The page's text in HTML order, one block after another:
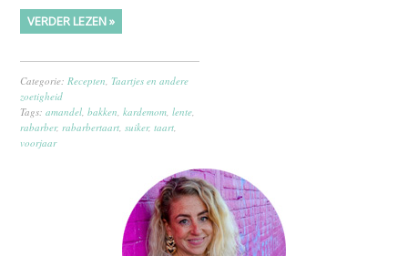
VERDER LEZEN »
Categorie: Recepten ,Taartjes en andere
zoetigheid
Tags:amandel ,bakken ,kardemom ,lente
rabarber, rabarbertaart ,suiker,taart
voorjaar